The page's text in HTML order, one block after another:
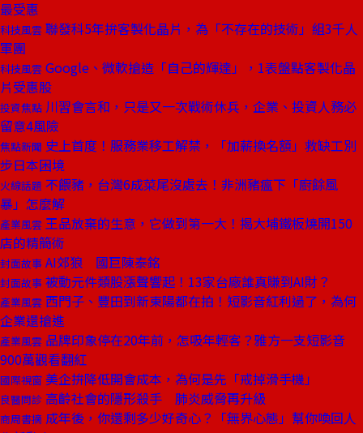
最受惠
科技風雲 聯發科5年拚客製化晶片，為「不存在的技術」組3千人
軍團
科技風雲 Google、微軟搶造「自己的輝達」，1表盤點客製化晶
片受惠股
投資焦點 川習會言和，只是又一次戰術休兵，企業、投資人務必
留意4風險
焦點新聞 史上首度！服務業移工解禁，「加薪換名額」救缺工別
步日本困境
火線話題 不餵豬，台灣6成菜尾沒處去！非洲豬瘟下「廚餘風
暴」怎麼解
產業風雲 王品放棄的生意，它做到第一大！揭大埔鐵板燒開150
店的精簡術
封面故事 AI郊狼 國巨陳泰銘
封面故事 被動元件類股漲聲響起！13家台廠誰真賺到AI財？
產業風雲 西門子、豐田到新東陽都在拍！短影音紅利過了，為何
企業還搶進
產業風雲 品牌印象停在20年前，怎吸年輕客？雅方一支短影音
900萬觀看翻紅
國際視窗 美企拚降低開會成本，為何是先「戒掉滑手機」
良醫問診 高齡社會的隱形殺手 肺炎威脅再升級
商周書摘 成年後，你還剩多少好奇心？「無界心態」幫你喚回人